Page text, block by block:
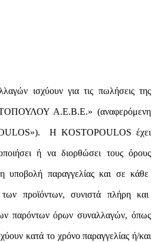
ισχύουν για τις πωλήσεις της
Α.Ε.Β.Ε.» (αναφερόμενη
Η KOSTOPOULOS έχει
ή να διορθώσει τους όρους
παραγγελίας και σε κάθε
προϊόντων, συνιστά πλήρη και
παρόντων όρων συναλλαγών, όπως
κατά το χρόνο παραγγελίας ή/και